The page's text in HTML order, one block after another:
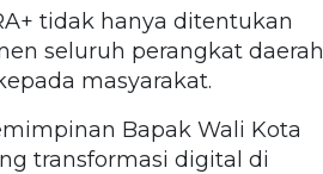
tidak hanya ditentukan
seluruh perangkat daerah
masyarakat.
Bapak Wali Kota
transformasi digital di